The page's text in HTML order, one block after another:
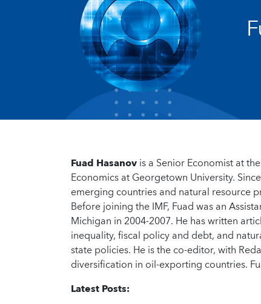
Fuad Hasanovis a Senior Economist at
Economics at Georgetown University.
emerging countries and natural resource
Before joining the IMF, Fuad was an
Michigan in 2004-2007. He has written
inequality, fiscal policy and debt, and
state policies. He is the co-editor, with
diversification in oil-exporting countries.
Latest Posts: